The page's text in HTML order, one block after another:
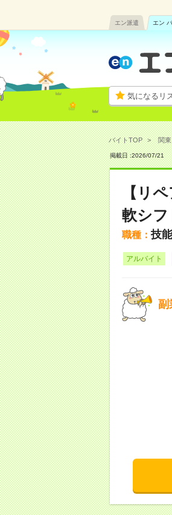
エン派遣 エン
気になるリ
バイトTOP 関東
掲載日 :2026/07/21
【リ
軟シフ
職種：技
アルバイト
副